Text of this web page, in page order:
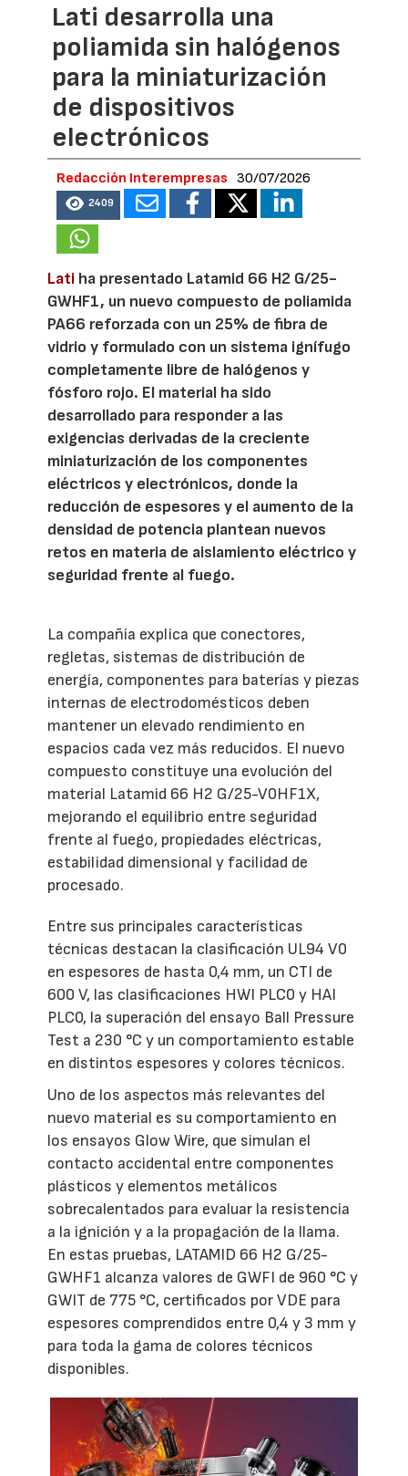
Lati desarrolla una
poliamida sin halógenos
para la miniaturización
de dispositivos
electrónicos
Redacción Interempresas 30/07/2026
2409
Lati ha presentado Latamid 66 H2 G/25-
GWHF1, un nuevo compuesto de poliamida
PA66 reforzada con un 25% de fibra de
vidrio y formulado con un sistema ignífugo
completamente libre de halógenos y
fósforo rojo. El material ha sido
desarrollado para responder a las
exigencias derivadas de la creciente
miniaturización de los componentes
eléctricos y electrónicos, donde la
reducción de espesores y el aumento de la
densidad de potencia plantean nuevos
retos en materia de aislamiento eléctrico y
seguridad frente al fuego.
La compañía explica que conectores,
regletas, sistemas de distribución de
energía, componentes para baterías y piezas
internas de electrodomésticos deben
mantener un elevado rendimiento en
espacios cada vez más reducidos. El nuevo
compuesto constituye una evolución del
material Latamid 66 H2 G/25-V0HF1X,
mejorando el equilibrio entre seguridad
frente al fuego, propiedades eléctricas,
estabilidad dimensional y facilidad de
procesado.
Entre sus principales características
técnicas destacan la clasificación UL94 V0
en espesores de hasta 0,4 mm, un CTI de
600 V, las clasificaciones HWI PLC0 y HAI
PLC0, la superación del ensayo Ball Pressure
Test a 230 °C y un comportamiento estable
en distintos espesores y colores técnicos.
Uno de los aspectos más relevantes del
nuevo material es su comportamiento en
los ensayos Glow Wire, que simulan el
contacto accidental entre componentes
plásticos y elementos metálicos
sobrecalentados para evaluar la resistencia
a la ignición y a la propagación de la llama.
En estas pruebas, LATAMID 66 H2 G/25-
GWHF1 alcanza valores de GWFI de 960 °C y
GWIT de 775 °C, certificados por VDE para
espesores comprendidos entre 0,4 y 3 mm y
para toda la gama de colores técnicos
disponibles.